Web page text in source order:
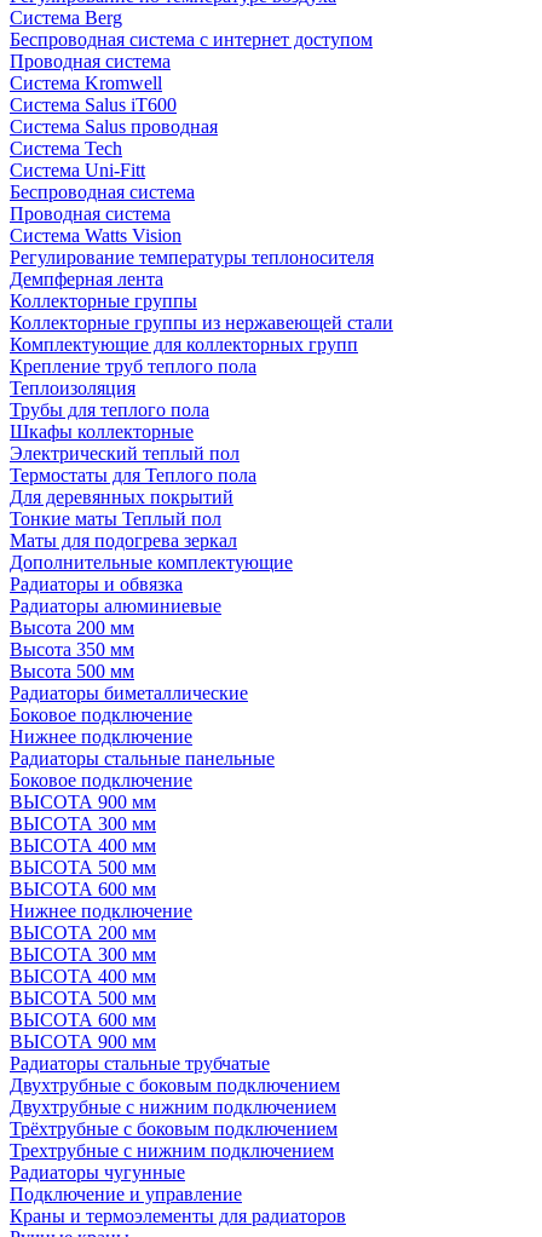
Система Berg
Беспроводная система с интернет доступом
Проводная система
Система Kromwell
Система Salus iT600
Система Salus проводная
Система Tech
Система Uni-Fitt
Беспроводная система
Проводная система
Система Watts Vision
Регулирование температуры теплоносителя
Демпферная лента
Коллекторные группы
Коллекторные группы из нержавеющей стали
Комплектующие для коллекторных групп
Крепление труб теплого пола
Теплоизоляция
Трубы для теплого пола
Шкафы коллекторные
Электрический теплый пол
Термостаты для Теплого пола
Для деревянных покрытий
Тонкие маты Теплый пол
Маты для подогрева зеркал
Дополнительные комплектующие
Радиаторы и обвязка
Радиаторы алюминиевые
Высота 200 мм
Высота 350 мм
Высота 500 мм
Радиаторы биметаллические
Боковое подключение
Нижнее подключение
Радиаторы стальные панельные
Боковое подключение
ВЫСОТА 900 мм
ВЫСОТА 300 мм
ВЫСОТА 400 мм
ВЫСОТА 500 мм
ВЫСОТА 600 мм
Нижнее подключение
ВЫСОТА 200 мм
ВЫСОТА 300 мм
ВЫСОТА 400 мм
ВЫСОТА 500 мм
ВЫСОТА 600 мм
ВЫСОТА 900 мм
Радиаторы стальные трубчатые
Двухтрубные с боковым подключением
Двухтрубные с нижним подключением
Трёхтрубные с боковым подключением
Трехтрубные с нижним подключением
Радиаторы чугунные
Подключение и управление
Краны и термоэлементы для радиаторов